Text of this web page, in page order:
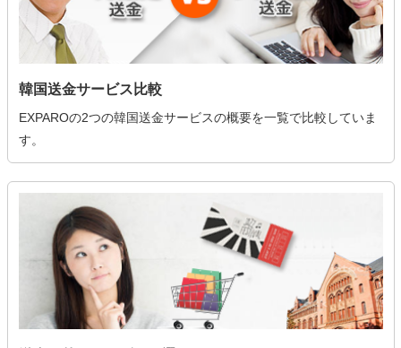
韓国送金サービス比較
EXPAROの2つの韓国送金サービスの概要を一覧で比較していま
す。